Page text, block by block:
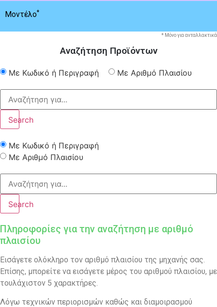
Μοντέλο*
* Μόνο για ανταλλακτικά
Αναζήτηση Προϊόντων
Με Κωδικό ή Περιγραφή Με Αριθμό Πλαισίου
Search
Με Κωδικό ή Περιγραφή
Με Αριθμό Πλαισίου
Search
Πληροφορίες για την αναζήτηση με αριθμό
πλαισίου
Εισάγετε ολόκληρο τον αριθμό πλαισίου της μηχανής σας.
Επίσης, μπορείτε να εισάγετε μέρος του αριθμού πλαισίου, με
τουλάχιστον 5 χαρακτήρες.
Λόγω τεχνικών περιορισμών καθώς και διαμοιρασμού